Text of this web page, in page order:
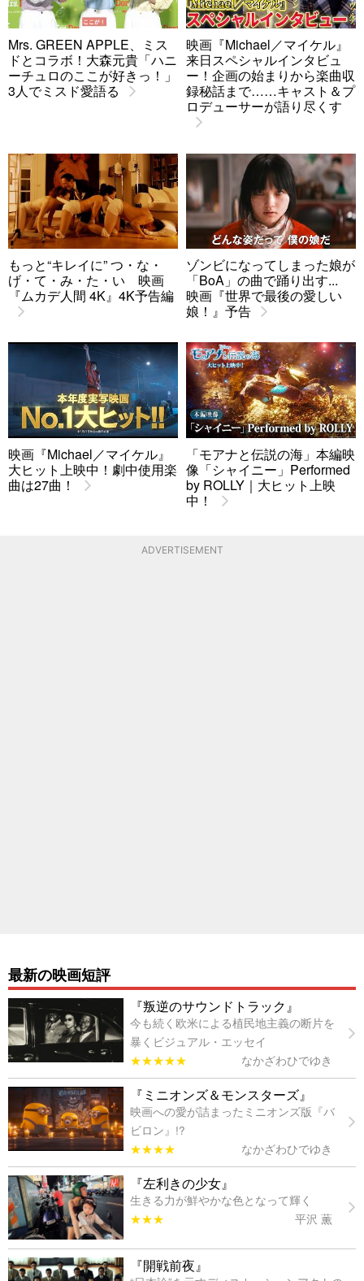
Mrs. GREEN APPLE、ミス
ドとコラボ！大森元貴「ハニ
ーチュロのここが好きっ！」
3人でミスド愛語る
映画『Michael／マイケル』
来日スペシャルインタビュ
ー！企画の始まりから楽曲収
録秘話まで……キャスト＆プ
ロデューサーが語り尽くす
もっと“キレイに” つ・な・
げ・て・み・た・い 映画
『ムカデ人間 4K』4K予告編
ゾンビになってしまった娘が
「BoA」の曲で踊り出す...
映画『世界で最後の愛しい
娘！』予告
映画『Michael／マイケル』
大ヒット上映中！劇中使用楽
曲は27曲！
「モアナと伝説の海」本編映
像「シャイニー」Performed
by ROLLY｜大ヒット上映
中！
ADVERTISEMENT
最新の映画短評
『叛逆のサウンドトラック』
今も続く欧米による植民地主義の断片を
暴くビジュアル・エッセイ
★★★★★
なかざわひでゆき
『ミニオンズ＆モンスターズ』
映画への愛が詰まったミニオンズ版『バ
ビロン』!?
★★★★
なかざわひでゆき
『左利きの少女』
生きる力が鮮やかな色となって輝く
★★★
平沢 薫
『開戦前夜』